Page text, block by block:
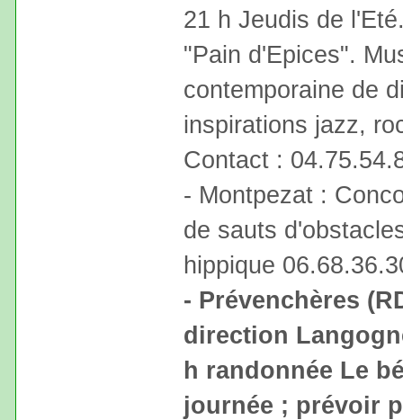
21 h Jeudis de
"Pain d'Epices".
contemporaine de
inspirations jazz,
Contact :
- Montpezat :
de sauts
hippique
- Prévenchères
direction
h randonnée Le
journée ; prévoir